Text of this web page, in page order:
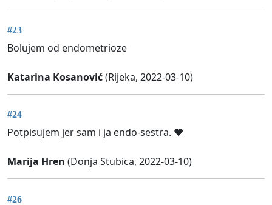
#23
Bolujem od endometrioze
Katarina Kosanović(Rijeka, 2022-03-10)
#24
Potpisujem jer sam i ja endo-sestra. ♥️
Marija Hren (Donja Stubica, 2022-03-10)
#26